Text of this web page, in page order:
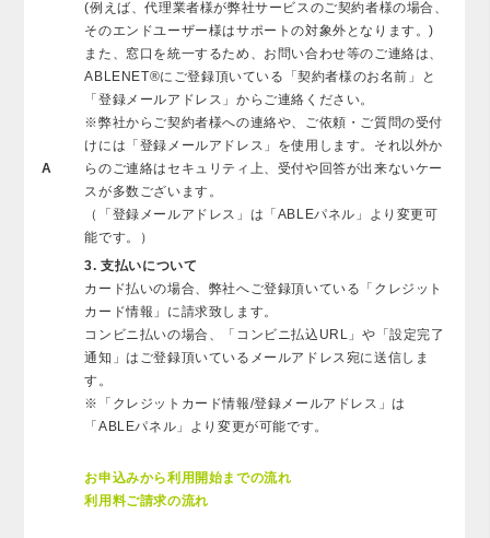
A
(例えば、代理業者様が弊社サービスのご契約者様の場合、
そのエンドユーザー様はサポートの対象外となります。)
また、窓口を統一するため、お問い合わせ等のご連絡は、
ABLENET®にご登録頂いている「契約者様のお名前」と
「登録メールアドレス」からご連絡ください。
※弊社からご契約者様への連絡や、ご依頼・ご質問の受付
けには「登録メールアドレス」を使用します。それ以外か
らのご連絡はセキュリティ上、受付や回答が出来ないケー
スが多数ございます。
（「登録メールアドレス」は「ABLEパネル」より変更可
能です。）
3. 支払いについて
カード払いの場合、弊社へご登録頂いている「クレジット
カード情報」に請求致します。
コンビニ払いの場合、「コンビニ払込URL」や「設定完了
通知」はご登録頂いているメールアドレス宛に送信しま
す。
※「クレジットカード情報/登録メールアドレス」は
「ABLEパネル」より変更が可能です。
お申込みから利用開始までの流れ
利用料ご請求の流れ